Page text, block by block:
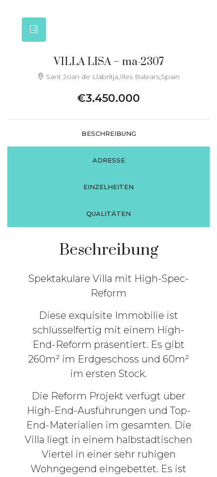
VILLA LISA – ma-2307
Sant Joan de Llabritja,Illes Balears,Spain
€3.450.000
BESCHREIBUNG
ADRESSE
EINZELHEITEN
QUALITÄTEN
Beschreibung
Spektakuläre Villa mit High-Spec-
Reform
Diese exquisite Immobilie ist
schlüsselfertig mit einem High-
End-Reform präsentiert. Es gibt
260m² im Erdgeschoss und 60m²
im ersten Stock.
Die Reform Projekt verfügt über
High-End-Ausführungen und Top-
End-Materialien im gesamten. Die
Villa liegt in einem halbstädtischen
Viertel in einer sehr ruhigen
Wohngegend eingebettet. Es ist